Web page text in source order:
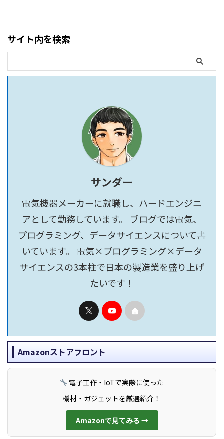
サイト内を検索
サンダー
電気機器メーカーに就職し、ハードエンジニ
アとして勤務しています。 ブログでは電気、
プログラミング、データサイエンスについて書
いています。 電気×プログラミング×データ
サイエンスの3本柱で日本の製造業を盛り上げ
たいです！
Amazonストアフロント
電子工作・IoTで実際に使った
機材・ガジェットを厳選紹介！
Amazonで見てみる →